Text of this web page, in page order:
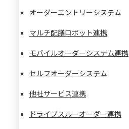
オーダーエントリーシステム
マルチ配膳ロボット連携
モバイルオーダーシステム連携
セルフオーダーシステム
他社サービス連携
ドライブスルーオーダー連携